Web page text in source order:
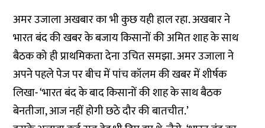
अमर उजाला अखबार का भी कुछ यही हाल रहा. अखबार ने
भारत बंद की खबर के बजाय किसानों की अमित शाह के साथ
बैठक को ही प्राथमिकता देना उचित समझा. अमर उजाला ने
अपने पहले पेज पर बीच में पांच कॉलम की खबर में शीर्षक
लिखा- ‘भारत बंद के बाद किसानों की शाह के साथ बैठक
बेनतीजा, आज नहीं होगी छठे दौर की बातचीत.’